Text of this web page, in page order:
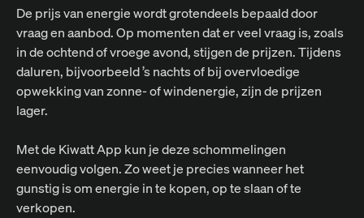
De prijs van energie wordt grotendeels bepaald door
vraag en aanbod. Op momenten dat er veel vraag is, zoals
in de ochtend of vroege avond, stijgen de prijzen. Tijdens
daluren, bijvoorbeeld ’s nachts of bij overvloedige
opwekking van zonne- of windenergie, zijn de prijzen
lager.
Met de Kiwatt App kun je deze schommelingen
eenvoudig volgen. Zo weet je precies wanneer het
gunstig is om energie in te kopen, op te slaan of te
verkopen.